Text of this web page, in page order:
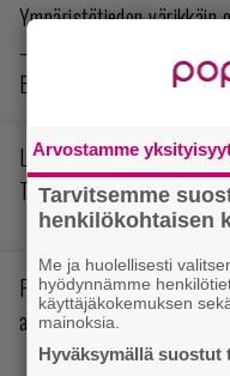
Ympäristötiedon värikkäin
– arvostelussa Yoshi and
Book
Levoton prinssi siellä
The Rogue Prince of
Pokémonit
arvostelussa Pokémon
Arvostamme
Tarvitsemme
henkilökohtaisen
Me ja huolellisesti
hyödynnämme
käyttäjäkokemuksen
mainoksia.
Hyväksymällä suostut